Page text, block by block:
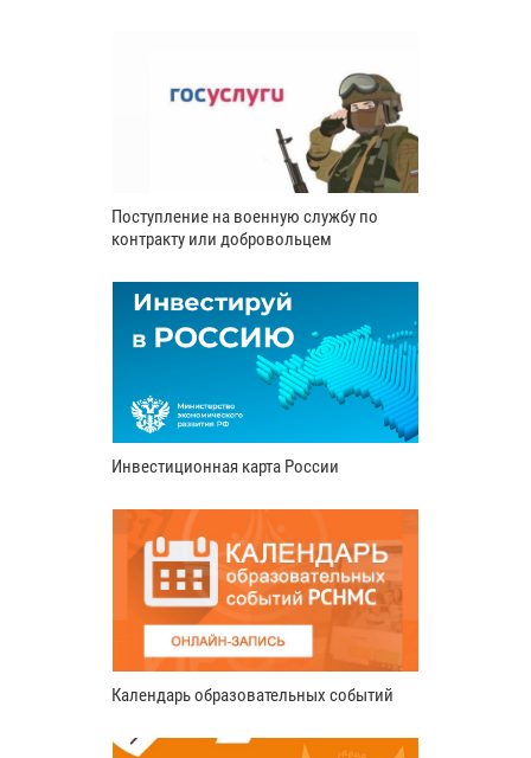
Поступление на военную службу по
контракту или добровольцем
Инвестиционная карта России
Календарь образовательных событий